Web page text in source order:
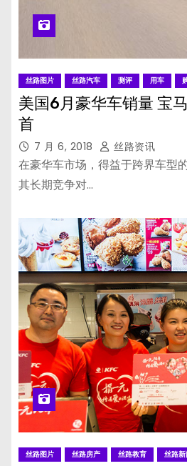
丝路图片 丝路汽车 测评 用车
美国6月豪华车销量 宝
首
7 月 6, 2018 丝路资讯
在豪华车市场，得益于跨界车型
其长期竞争对…
丝路图片 丝路房产 丝路教育 丝路